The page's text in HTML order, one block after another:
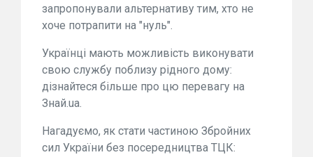
запропонували альтернативу тим, хто не
хоче потрапити на "нуль".
Українці мають можливість виконувати
свою службу поблизу рідного дому:
дізнайтеся більше про цю перевагу на
Знай.ua.
Нагадуємо, як стати частиною Збройних
сил України без посередництва ТЦК: